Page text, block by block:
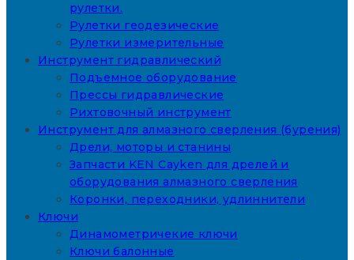
рулетки.
Рулетки геодезические
Рулетки измерительные
Инструмент гидравлический
Подъемное оборудование
Прессы гидравлические
Рихтовочный инструмент
Инструмент для алмазного сверления (бурения)
Дрели, моторы и станины
Запчасти KEN Cayken для дрелей и
оборудования алмазного сверления
Коронки, переходники, удлиннители
Ключи
Динамометричекие ключи
Ключи балонные